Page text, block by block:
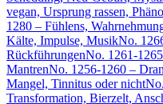
vegan, Ursprung rassen,
1280 – Fühlens,
Kälte, Impulse, MusikNo.
RückführungenNo. 1261-
MantrenNo. 1256-1260 –
Mangel, Tinnitus oder nicht
Transformation, Bierzelt,